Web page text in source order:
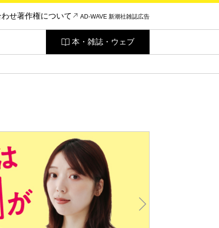
わせ著作権について AD-WAVE 新潮社雑誌広告
本・雑誌・ウェブ